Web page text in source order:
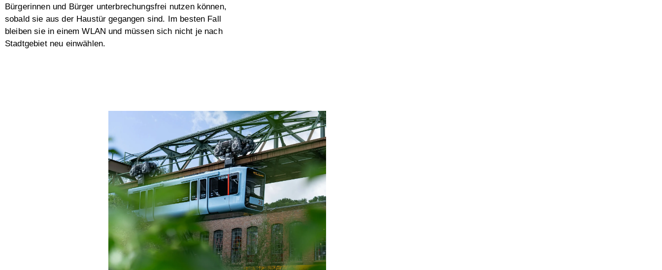
Bürgerinnen und Bürger unterbrechungsfrei nutzen können,
sobald sie aus der Haustür gegangen sind. Im besten Fall
bleiben sie in einem WLAN und müssen sich nicht je nach
Stadtgebiet neu einwählen.